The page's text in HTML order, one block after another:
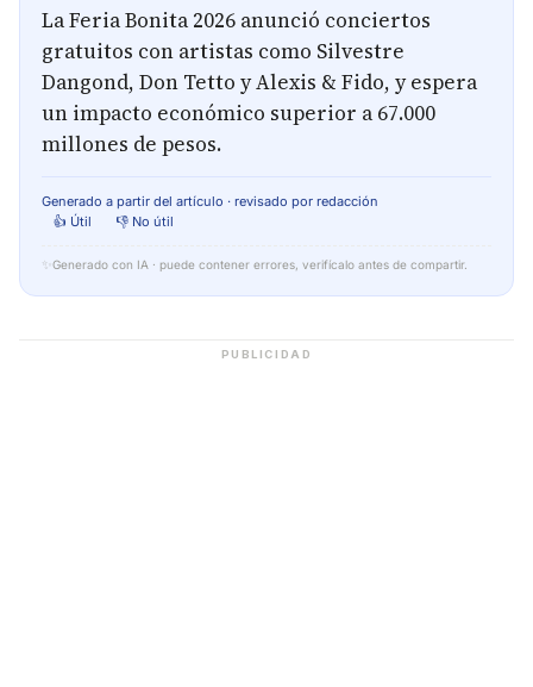
La Feria Bonita 2026 anunció conciertos
gratuitos con artistas como Silvestre
Dangond, Don Tetto y Alexis & Fido, y espera
un impacto económico superior a 67.000
millones de pesos.
Generado a partir del artículo · revisado por redacción
👍 Útil
👎 No útil
✨ Generado con IA · puede contener errores, verifícalo antes de compartir.
PUBLICIDAD